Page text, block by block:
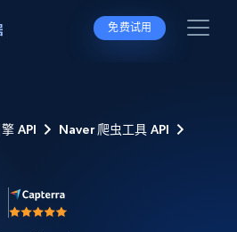
免费试用
API
Naver 爬虫工具 API